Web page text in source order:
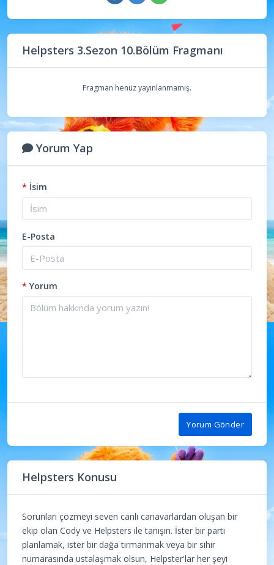
Helpsters 3.Sezon 10.Bölüm Fragmanı
Fragman henüz yayınlanmamış.
Yorum Yap
* İsim
E-Posta
* Yorum
Yorum Gönder
Helpsters Konusu
Sorunları çözmeyi seven canlı canavarlardan oluşan bir
ekip olan Cody ve Helpsters ile tanışın. İster bir parti
planlamak, ister bir dağa tırmanmak veya bir sihir
numarasında ustalaşmak olsun, Helpster'lar her şeyi